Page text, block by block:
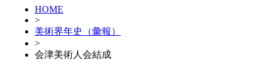
HOME
>
美術界年史（彙報）
>
会津美術人会結成